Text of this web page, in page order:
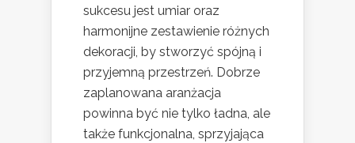
sukcesu jest umiar oraz
harmonijne zestawienie różnych
dekoracji, by stworzyć spójną i
przyjemną przestrzeń. Dobrze
zaplanowana aranżacja
powinna być nie tylko ładna, ale
także funkcjonalna, sprzyjająca